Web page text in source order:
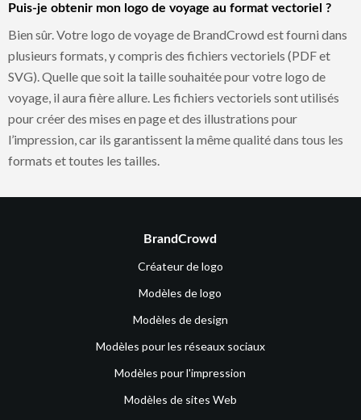
Puis-je obtenir mon logo de voyage au format vectoriel ?
Bien sûr. Votre logo de voyage de BrandCrowd est fourni dans
plusieurs formats, y compris des fichiers vectoriels (PDF et
SVG). Quelle que soit la taille souhaitée pour votre logo de
voyage, il aura fière allure. Les fichiers vectoriels sont utilisés
pour créer des mises en page et des illustrations pour
l’impression, car ils garantissent la même qualité dans tous les
formats et toutes les tailles.
BrandCrowd
Créateur de logo
Modèles de logo
Modèles de design
Modèles pour les réseaux sociaux
Modèles pour l'impression
Modèles de sites Web